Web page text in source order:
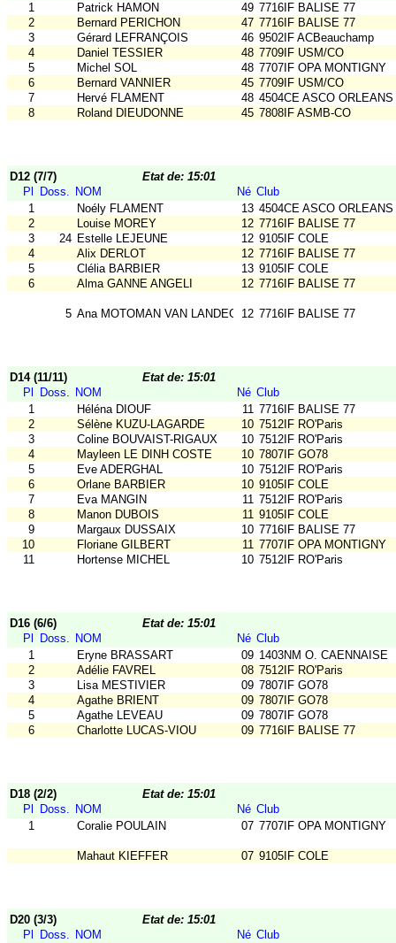
1
Patrick HAMON 49 7716IF BALISE 77
2
Bernard PERICHON 47 7716IF BALISE 77
3
Gérard LEFRANÇOIS 46 9502IF ACBeauchamp
4
Daniel TESSIER 48 7709IF USM/CO
5
Michel SOL 48 7707IF OPA MONTIGNY
6
Bernard VANNIER 45 7709IF USM/CO
7
Hervé FLAMENT 48 4504CE ASCO ORLEANS
8
Roland DIEUDONNE 45 7808IF ASMB-CO
D12 (7/7)
Etat de: 15:01
Pl
Doss. NOM Né Club
1
Noély FLAMENT 13 4504CE ASCO ORLEANS
2
Louise MOREY 12 7716IF BALISE 77
3
24 Estelle LEJEUNE 12 9105IF COLE
4
Alix DERLOT 12 7716IF BALISE 77
5
Clélia BARBIER 13 9105IF COLE
6
Alma GANNE ANGELI 12 7716IF BALISE 77
5 Ana MOTOMAN VAN LANDEGHEM
12 7716IF BALISE 77
D14 (11/11)
Etat de: 15:01
Pl
Doss. NOM Né Club
1
Héléna DIOUF 11 7716IF BALISE 77
2
Sélène KUZU-LAGARDE 10 7512IF RO'Paris
3
Coline BOUVAIST-RIGAUX 10 7512IF RO'Paris
4
Mayleen LE DINH COSTE 10 7807IF GO78
5
Eve ADERGHAL 10 7512IF RO'Paris
6
Orlane BARBIER 10 9105IF COLE
7
Eva MANGIN 11 7512IF RO'Paris
8
Manon DUBOIS 11 9105IF COLE
9
Margaux DUSSAIX 10 7716IF BALISE 77
10
Floriane GILBERT 11 7707IF OPA MONTIGNY
11
Hortense MICHEL 10 7512IF RO'Paris
D16 (6/6)
Etat de: 15:01
Pl
Doss. NOM Né Club
1
Eryne BRASSART 09 1403NM O. CAENNAISE
2
Adélie FAVREL 08 7512IF RO'Paris
3
Lisa MESTIVIER 09 7807IF GO78
4
Agathe BRIENT 09 7807IF GO78
5
Agathe LEVEAU 09 7807IF GO78
6
Charlotte LUCAS-VIOU 09 7716IF BALISE 77
D18 (2/2)
Etat de: 15:01
Pl
Doss. NOM Né Club
1
Coralie POULAIN 07 7707IF OPA MONTIGNY
Mahaut KIEFFER 07 9105IF COLE
D20 (3/3)
Etat de: 15:01
Pl
Doss. NOM Né Club